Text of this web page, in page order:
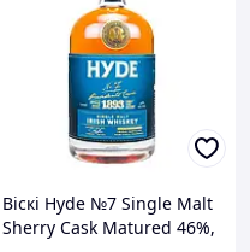
Віскі Hyde №7 Single Malt
Sherry Cask Matured 46%,